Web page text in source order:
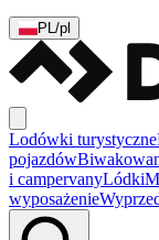
PL/pl
Lodówki turystyczne
pojazdów
i campervanyLódki
wyposażenie